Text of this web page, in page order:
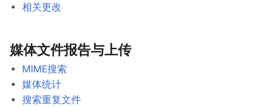
相关更改
媒体文件报告与上传
MIME搜索
媒体统计
搜索重复文件